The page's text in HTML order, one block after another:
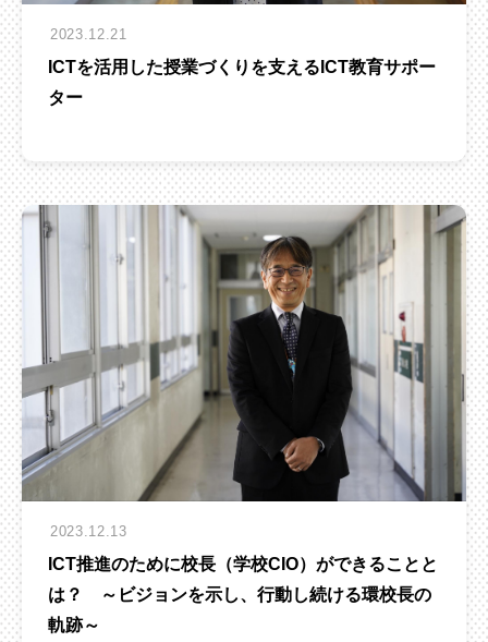
2023.12.21
ICTを活用した授業づくりを支えるICT教育サポー
ター
2023.12.13
ICT推進のために校長（学校CIO）ができることと
は？ ～ビジョンを示し、行動し続ける環校長の
軌跡～